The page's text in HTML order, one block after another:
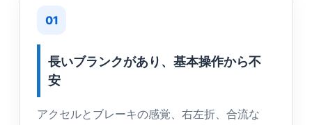
01
長いブランクがあり、基本操作から不
安
アクセルとブレーキの感覚、右左折、合流な